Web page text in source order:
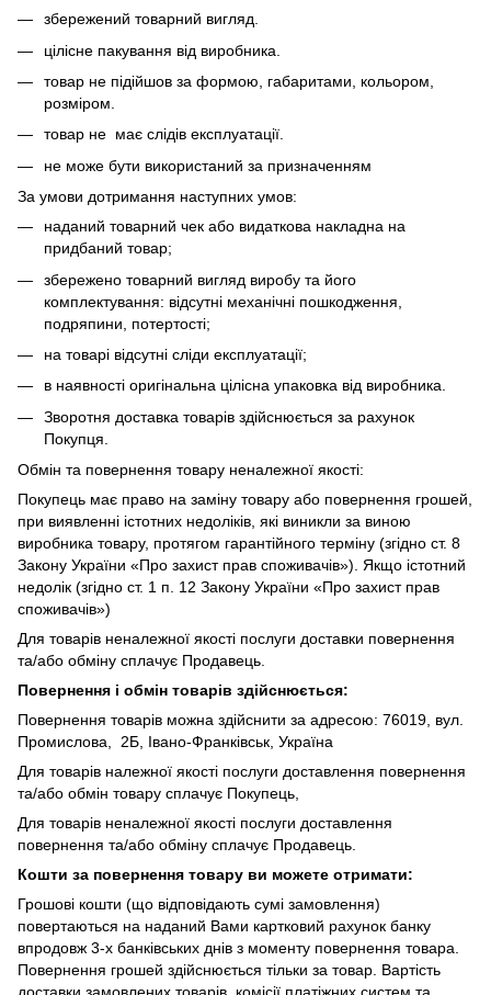
збережений товарний вигляд.
цілісне пакування від виробника.
товар не підійшов за формою, габаритами, кольором,
розміром.
товар не має слідів експлуатації.
не може бути використаний за призначенням
За умови дотримання наступних умов:
наданий товарний чек або видаткова накладна на
придбаний товар;
збережено товарний вигляд виробу та його
комплектування: відсутні механічні пошкодження,
подряпини, потертості;
на товарі відсутні сліди експлуатації;
в наявності оригінальна цілісна упаковка від виробника.
Зворотня доставка товарів здійснюється за рахунок
Покупця.
Обмін та повернення товару неналежної якості:
Покупець має право на заміну товару або повернення грошей,
при виявленні істотних недоліків, які виникли за виною
виробника товару, протягом гарантійного терміну (згідно ст. 8
Закону України «Про захист прав споживачів»). Якщо істотний
недолік (згідно ст. 1 п. 12 Закону України «Про захист прав
споживачів»)
Для товарів неналежної якості послуги доставки повернення
та/або обміну сплачує Продавець.
Повернення і обмін товарів здійснюється:
Повернення товарів можна здійснити за адресою: 76019, вул.
Промислова, 2Б, Івано-Франківськ, Україна
Для товарів належної якості послуги доставлення повернення
та/або обмін товару сплачує Покупець,
Для товарів неналежної якості послуги доставлення
повернення та/або обміну сплачує Продавець.
Кошти за повернення товару ви можете отримати:
Грошові кошти (що відповідають сумі замовлення)
повертаються на наданий Вами картковий рахунок банку
впродовж 3-х банківських днів з моменту повернення товара.
Повернення грошей здійснюється тільки за товар. Вартість